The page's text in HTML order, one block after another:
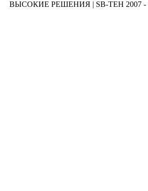
ВЫСОКИЕ РЕШЕНИЯ | SB-TEH 2007 -